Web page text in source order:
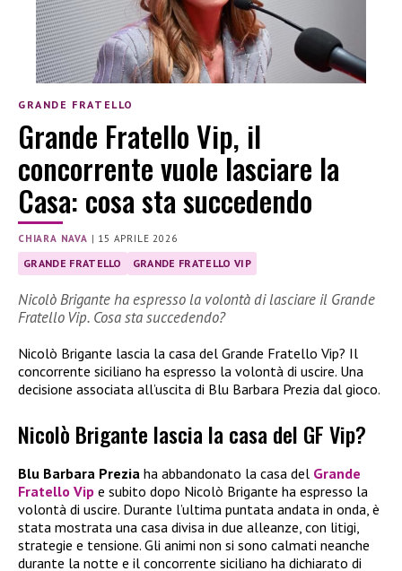
GRANDE FRATELLO
Grande Fratello Vip, il
concorrente vuole lasciare la
Casa: cosa sta succedendo
CHIARA NAVA | 15 APRILE 2026
GRANDE FRATELLO GRANDE FRATELLO VIP
Nicolò Brigante ha espresso la volontà di lasciare il Grande
Fratello Vip. Cosa sta succedendo?
Nicolò Brigante lascia la casa del Grande Fratello Vip? Il
concorrente siciliano ha espresso la volontà di uscire. Una
decisione associata all’uscita di Blu Barbara Prezia dal gioco.
Nicolò Brigante lascia la casa del GF Vip?
Blu Barbara Prezia ha abbandonato la casa del Grande
Fratello Vip e subito dopo Nicolò Brigante ha espresso la
volontà di uscire. Durante l’ultima puntata andata in onda, è
stata mostrata una casa divisa in due alleanze, con litigi,
strategie e tensione. Gli animi non si sono calmati neanche
durante la notte e il concorrente siciliano ha dichiarato di